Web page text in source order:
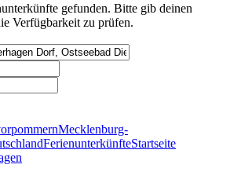
gefunden. Bitte gib deinen
Verfügbarkeit zu prüfen.
Mecklenburg-
FerienunterkünfteStartseite